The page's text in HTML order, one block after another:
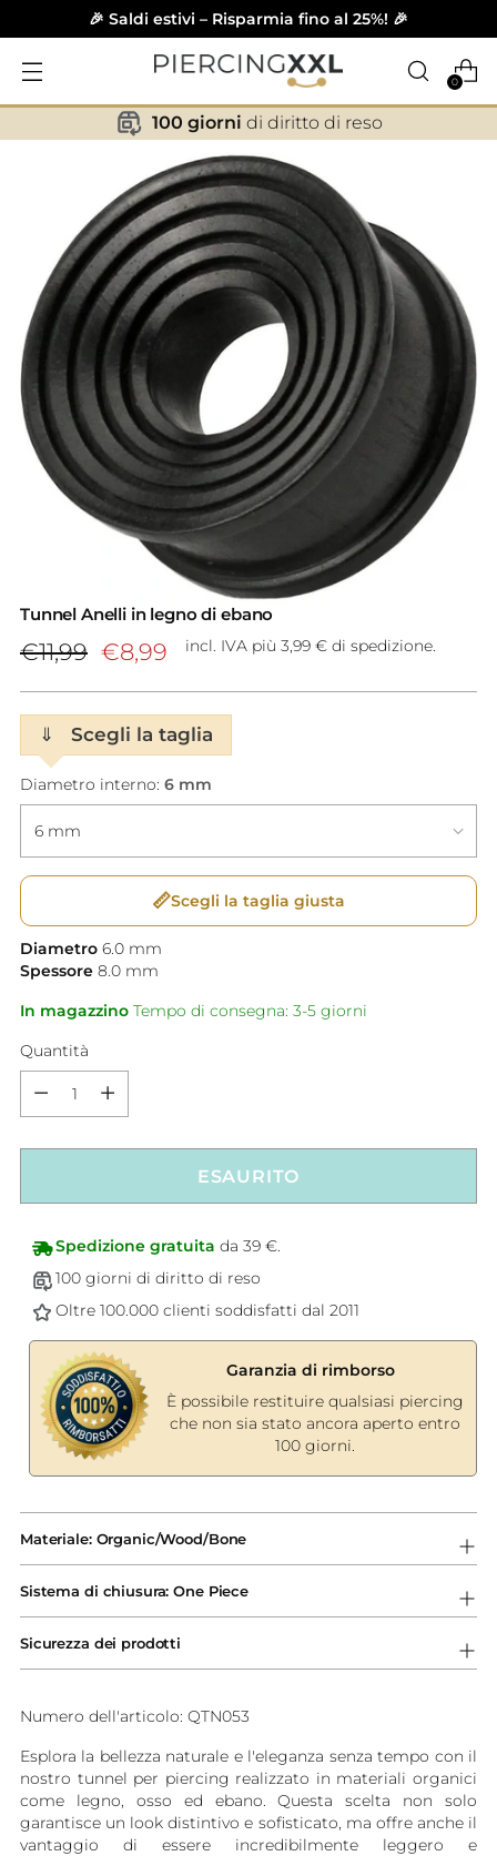
🎉 Saldi estivi – Risparmia fino al 25%! 🎉
0
✕
100 giorni di diritto di reso
Tunnel Anelli in legno di ebano
Prezzo
listino
€11,99 €8,99 incl. IVA più 3,99 € di spedizione.
⇓ Scegli la taglia
Diametro interno: 6 mm
📏Scegli la taglia giusta
Diametro 6.0 mm
Spessore 8.0 mm
In magazzino Tempo di consegna: 3-5 giorni
Quantità
ESAURITO
Spedizione gratuita da 39 €.
100 giorni di diritto di reso
Oltre 100.000 clienti soddisfatti dal 2011
Garanzia di rimborso
È possibile restituire qualsiasi piercing
che non sia stato ancora aperto entro
100 giorni.
prodotto
al
carrello...
Materiale: Organic/Wood/Bone
Sistema di chiusura: One Piece
Sicurezza dei prodotti
Numero dell'articolo: QTN053
Esplora la bellezza naturale e l'eleganza senza tempo con il
nostro tunnel per piercing realizzato in materiali organici
come legno, osso ed ebano. Questa scelta non solo
garantisce un look distintivo e sofisticato, ma offre anche il
vantaggio di essere incredibilmente leggero e